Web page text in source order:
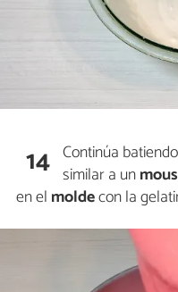
14 Continúa
similar a un
en el moldecon la